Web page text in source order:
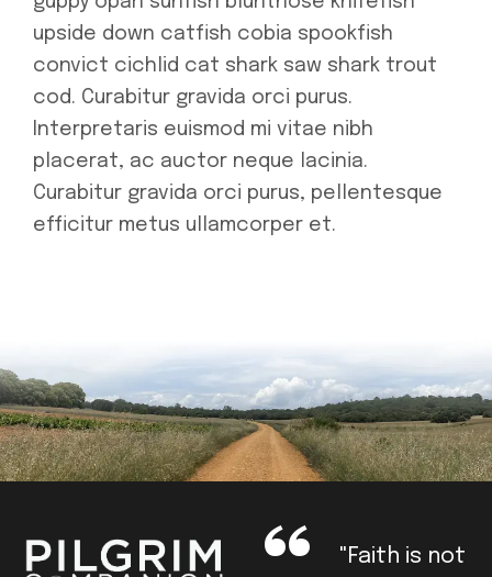
upside down catfish cobia spookfish
convict cichlid cat shark saw shark trout
cod. Curabitur gravida orci purus.
Interpretaris euismod mi vitae nibh
placerat, ac auctor neque lacinia.
Curabitur gravida orci purus, pellentesque
efficitur metus ullamcorper et.
"Faith is not